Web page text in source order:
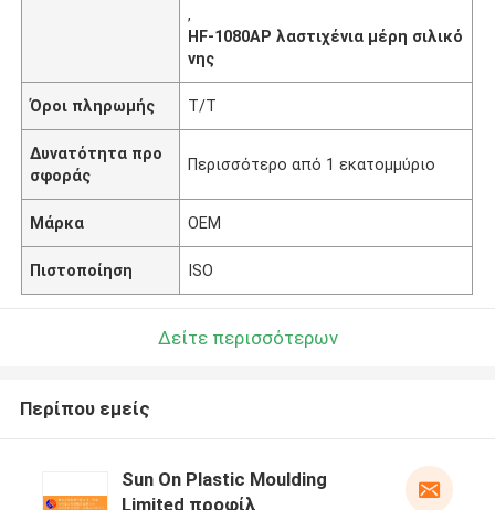
,
HF-1080AP λαστιχένια μέρη σιλικό
νης
Όροι πληρωμής T/T
Δυνατότητα προ
σφοράς
Περισσότερο από 1 εκατομμύριο
Μάρκα OEM
Πιστοποίηση ISO
Δείτε περισσότερων
Περίπου εμείς
Sun On Plastic Moulding
Limited προφίλ